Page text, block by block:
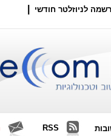
לניוזלטר חודשי
RSS